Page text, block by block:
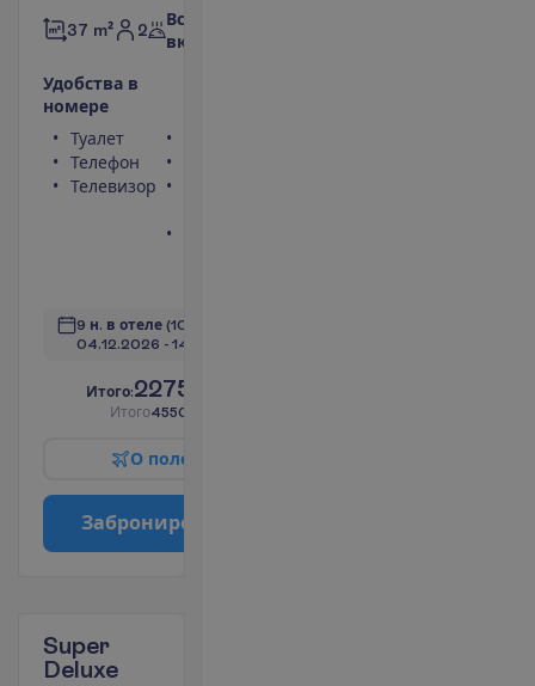
37 m² 2
Все
включено
Удобства в
номере
Туалет
Телефон
Телевизор
9 н. в отеле (10 н. всего)
04.12.2026 - 14.12.2026
Итого:2275.00
Итого4550.00
О поле
Заброниро
Super
Deluxe